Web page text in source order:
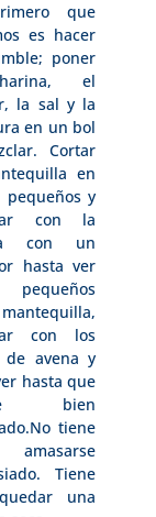
que
es hacer
poner
el
la sal y la
en un bol
Cortar
en
pequeños y
con la
con un
hasta ver
pequeños
con los
de avena y
hasta que
bien
tiene
Tiene
una